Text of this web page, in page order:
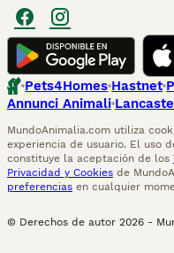
Pets4Homes Hastnet
Annunci Animali
MundoAnimalia.com utiliza
experiencia de usuario. El uso
constituye la aceptación de los
Privacidad y Cookies de
preferencias en cualquier
© Derechos de autor 2026 -